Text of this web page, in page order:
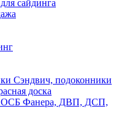
сайдинга
Сэндвич, подоконники
доска
Фанера, ДВП, ДСП,